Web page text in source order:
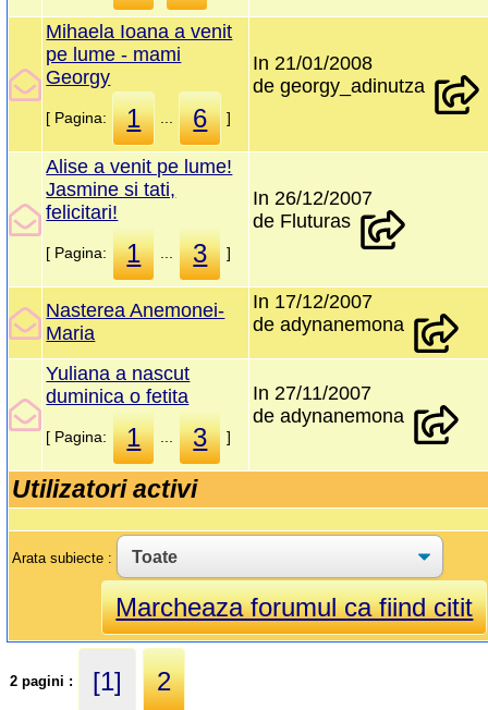
Arata subiecte :
Marcheaza forumul ca fiind citit
Mihaela Ioana a venit
pe lume - mami
Georgy
[ Pagina: 1 6 ]
In 21/01/2008
de georgy_adinutza
Alise a venit pe lume!
Jasmine si tati,
felicitari!
[ Pagina: 1 3 ]
In 26/12/2007
de Fluturas
Nasterea Anemonei-
Maria
In 17/12/2007
de adynanemona
Yuliana a nascut
duminica o fetita
[ Pagina: 1 3 ]
In 27/11/2007
de adynanemona
Utilizatori activi
2 pagini : [1] 2